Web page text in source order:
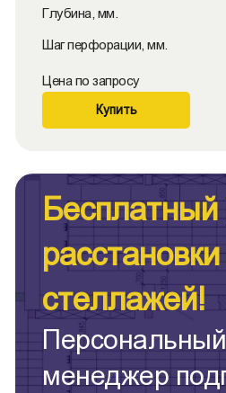
Глубина, мм.
Шаг перфорации, мм.
Цена по запросу
Купить
Бесплатный
расстановки
стеллажей!
Персональный
менеджер